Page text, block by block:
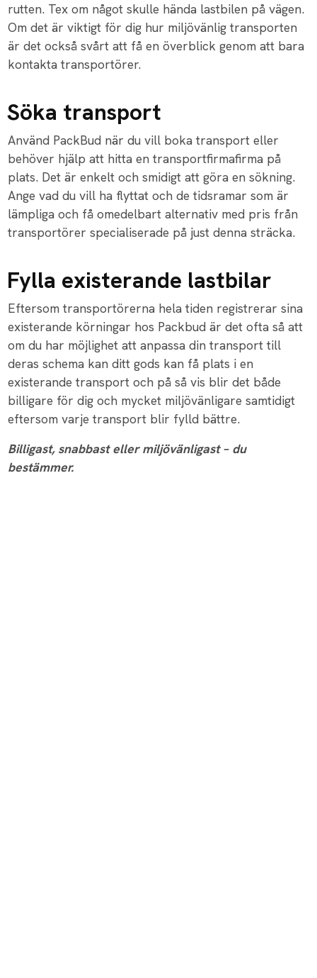
rutten. Tex om något skulle hända lastbilen på vägen.
Om det är viktigt för dig hur miljövänlig transporten
är det också svårt att få en överblick genom att bara
kontakta transportörer.
Söka transport
Använd PackBud när du vill boka transport eller
behöver hjälp att hitta en transportfirmafirma på
plats. Det är enkelt och smidigt att göra en sökning.
Ange vad du vill ha flyttat och de tidsramar som är
lämpliga och få omedelbart alternativ med pris från
transportörer specialiserade på just denna sträcka.
Fylla existerande lastbilar
Eftersom transportörerna hela tiden registrerar sina
existerande körningar hos Packbud är det ofta så att
om du har möjlighet att anpassa din transport till
deras schema kan ditt gods kan få plats i en
existerande transport och på så vis blir det både
billigare för dig och mycket miljövänligare samtidigt
eftersom varje transport blir fylld bättre.
Billigast, snabbast eller miljövänligast – du
bestämmer.